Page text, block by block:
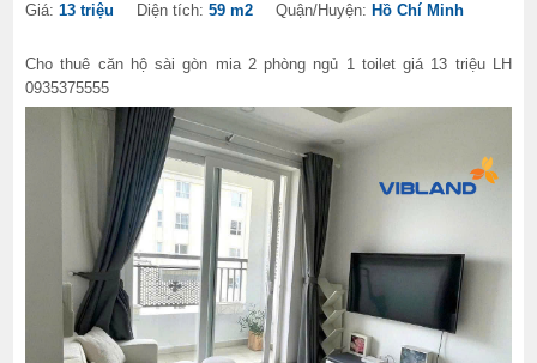
Giá:13 triệu Diện tích:59 m2 Quận/Huyện: Hồ Chí Minh
Cho thuê căn hộ sài gòn mia 2 phòng ngủ 1 toilet giá 13 triệu LH
0935375555